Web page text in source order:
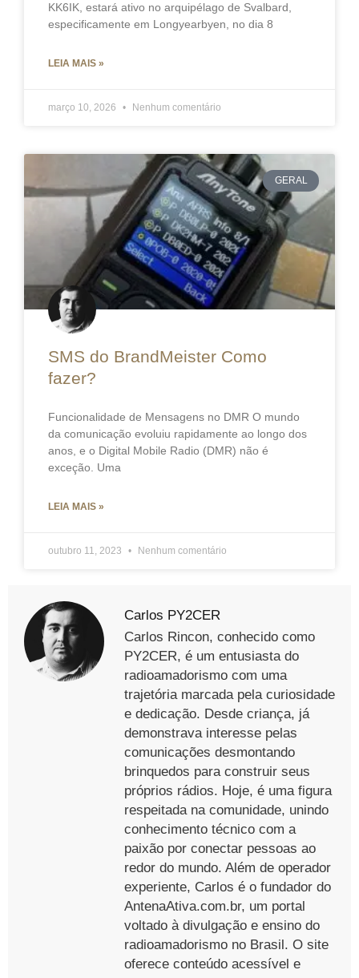
KK6IK, estará ativo no arquipélago de Svalbard,
especificamente em Longyearbyen, no dia 8
LEIA MAIS »
março 10, 2026 Nenhum comentário
GERAL
SMS do BrandMeister Como
fazer?
Funcionalidade de Mensagens no DMR O mundo
da comunicação evoluiu rapidamente ao longo dos
anos, e o Digital Mobile Radio (DMR) não é
exceção. Uma
LEIA MAIS »
outubro 11, 2023 Nenhum comentário
Carlos PY2CER
Carlos Rincon, conhecido como
PY2CER, é um entusiasta do
radioamadorismo com uma
trajetória marcada pela curiosidade
e dedicação. Desde criança, já
demonstrava interesse pelas
comunicações desmontando
brinquedos para construir seus
próprios rádios. Hoje, é uma figura
respeitada na comunidade, unindo
conhecimento técnico com a
paixão por conectar pessoas ao
redor do mundo. Além de operador
experiente, Carlos é o fundador do
AntenaAtiva.com.br, um portal
voltado à divulgação e ensino do
radioamadorismo no Brasil. O site
oferece conteúdo acessível e